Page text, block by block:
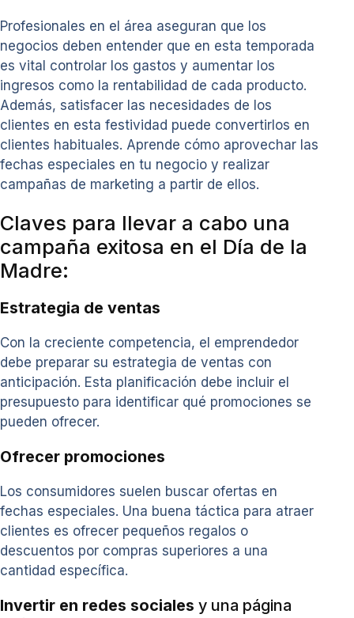
Profesionales en el área aseguran que los
negocios deben entender que en esta temporada
es vital controlar los gastos y aumentar los
ingresos como la rentabilidad de cada producto.
Además, satisfacer las necesidades de los
clientes en esta festividad puede convertirlos en
clientes habituales. Aprende cómo aprovechar las
fechas especiales en tu negocio y realizar
campañas de marketing a partir de ellos.
Claves para llevar a cabo una
campaña exitosa en el Día de la
Madre:
Estrategia de ventas
Con la creciente competencia, el emprendedor
debe preparar su estrategia de ventas con
anticipación. Esta planificación debe incluir el
presupuesto para identificar qué promociones se
pueden ofrecer.
Ofrecer promociones
Los consumidores suelen buscar ofertas en
fechas especiales. Una buena táctica para atraer
clientes es ofrecer pequeños regalos o
descuentos por compras superiores a una
cantidad específica.
Invertir en redes sociales y una página